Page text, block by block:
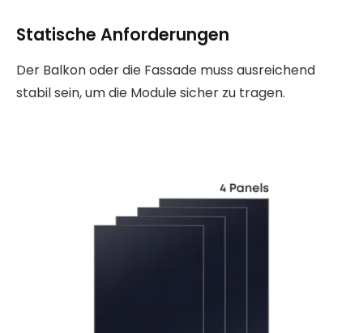
Statische Anforderungen
Der Balkon oder die Fassade muss ausreichend
stabil sein, um die Module sicher zu tragen.